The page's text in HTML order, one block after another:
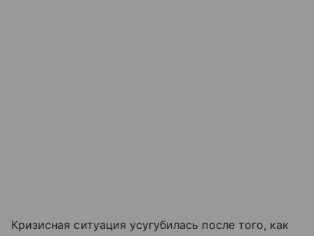
Кризисная ситуация усугубилась после того, как